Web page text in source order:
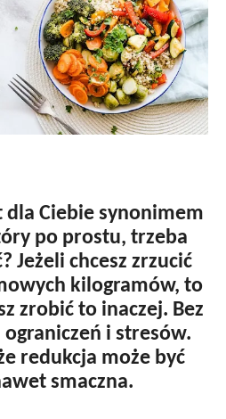
dla Ciebie synonimem
po prostu, trzeba
Jeżeli chcesz zrzucić
kilogramów, to
zrobić to inaczej. Bez
i stresów.
redukcja może być
smaczna.